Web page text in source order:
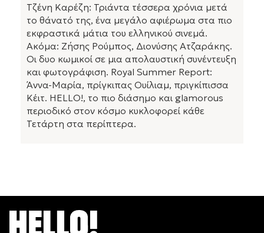
Τζένη Καρέζη: Τριάντα τέσσερα χρόνια μετά
το θάνατό της, ένα μεγάλο αφιέρωμα στα πιο
εκφραστικά μάτια του ελληνικού σινεμά.
Ακόμα: Ζήσης Ρούμπος, Διονύσης Ατζαράκης.
Οι δυο κωμικοί σε μια απολαυστική συνέντευξη
και φωτογράφιση. Royal Summer Report:
Άννα-Μαρία, πρίγκιπας Ουίλιαμ, πριγκίπισσα
Κέιτ. HELLO!, το πιο διάσημο και glamorous
περιοδικό στον κόσμο κυκλοφορεί κάθε
Τετάρτη στα περίπτερα.